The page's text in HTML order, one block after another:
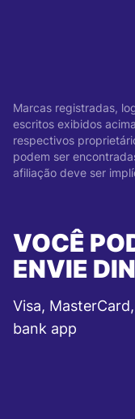
Marcas registradas,
escritos exibidos
respectivos
podem ser
afiliação deve ser
VOCÊ
ENVIE
Visa,
bank app